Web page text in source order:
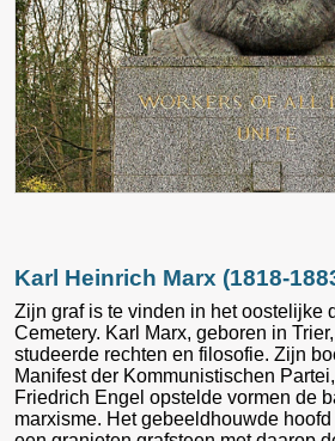
Karl Heinrich Marx (1818-
Zijn graf is te vinden in het oostelijke
Cemetery. Karl Marx, geboren in
studeerde rechten en filosofie. Zijn
Manifest der Kommunistischen
Friedrich Engel opstelde vormen de
marxisme. Het gebeeldhouwde